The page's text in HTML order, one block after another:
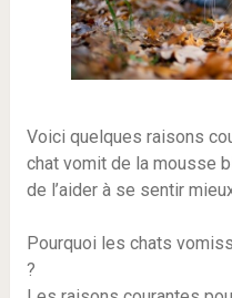
Voici quelques raisons
chat vomit de la mousse
de l’aider à se sentir
Pourquoi les chats
?